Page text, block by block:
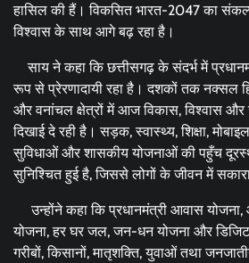
हासिल की हैं। विकसित भारत-2047 का
विश्वास के साथ आगे बढ़ रहा है।
साय ने कहा कि छत्तीसगढ़ के संदर्भ में
रूप से प्रेरणादायी रहा है। दशकों तक नक्सल
और वनांचल क्षेत्रों में आज विकास, विश्वास और
दिखाई दे रही है। सड़क, स्वास्थ्य, शिक्षा,
सुविधाओं और शासकीय योजनाओं की पहुँच
सुनिश्चित हुई है, जिससे लोगों के जीवन में
उन्होंने कहा कि प्रधानमंत्री आवास योजना,
योजना, हर घर जल, जन-धन योजना और
गरीबों, किसानों, मातृशक्ति, युवाओं तथा